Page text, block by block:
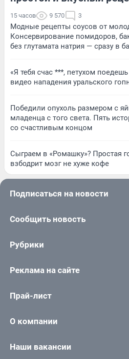
15 часов 9 570 3
Модные рецепты соусов от
Консервирование помидоров,
без глутамата натрия — сразу в
«Я тебя счас ***, петухом
видео нападения уральского
Победили опухоль размером с
младенца с того света. Пять
со счастливым концом
Сыграем в «Ромашку»? Простая
взбодрит мозг не хуже кофе
Подписаться на новости
Сообщить новость
Рубрики
Реклама на сайте
Прай-лист
О компании
Наши вакансии